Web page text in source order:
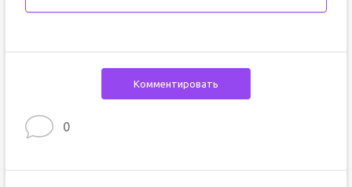
Комментировать
0